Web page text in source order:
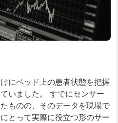
にベッド上の患者状態を把握
いました。 すでにセンサー
ものの、そのデータを現場で
とって実際に役立つ形のサー